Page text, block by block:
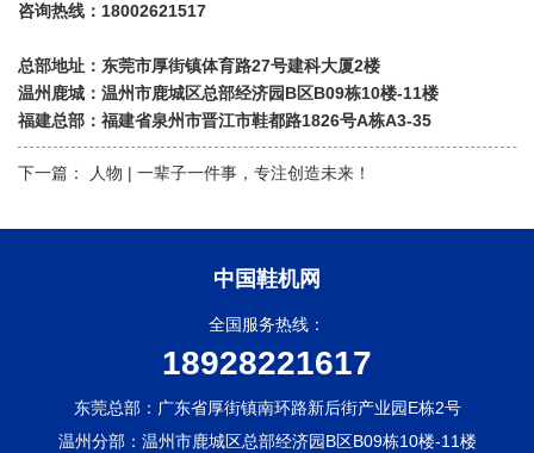
咨询热线：18002621517
总部地址：东莞市厚街镇体育路27号建科大厦2楼
温州鹿城：温州市鹿城区总部经济园B区B09栋10楼-11楼
福建总部：福建省泉州市晋江市鞋都路1826号A栋A3-35
下一篇： 人物 | 一辈子一件事，专注创造未来！
中国鞋机网
全国服务热线：
18928221617
东莞总部：广东省厚街镇南环路新后街产业园E栋2号
温州分部：温州市鹿城区总部经济园B区B09栋10楼-11楼